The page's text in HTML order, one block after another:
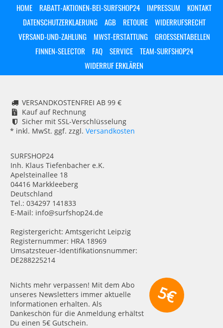
HOME RABATT-AKTIONEN-BEI-SURFSHOP24 IMPRESSUM
KONTAKT
DATENSCHUTZERKLAERUNG
AGB RETOURE
WIDERRUFSRECHT
VERSAND-UND-ZAHLUNG
MWST-ERSTATTUNG
GROESSENTABELLEN
FINNEN-SELECTOR
FAQ SERVICE
TEAM-SURFSHOP24
WIDERRUF ERKLÄREN
VERSANDKOSTENFREI AB 99 €
Kauf auf Rechnung
Sicher mit SSL-Verschlüsselung
* inkl. MwSt. ggf. zzgl. Versandkosten
SURFSHOP24
Inh. Klaus Tiefenbacher e.K.
Apelsteinallee 18
04416 Markkleeberg
Deutschland
Tel.: 034297 141833
E-Mail: info@surfshop24.de
Registergericht: Amtsgericht Leipzig
Registernummer: HRA 18969
Umsatzsteuer-Identifikationsnummer:
DE288225214
5€
Nichts mehr verpassen! Mit dem Abo
unseres Newsletters immer aktuelle
Informationen erhalten. Als
Dankeschön für die Anmeldung erhältst
Du einen 5€ Gutschein.